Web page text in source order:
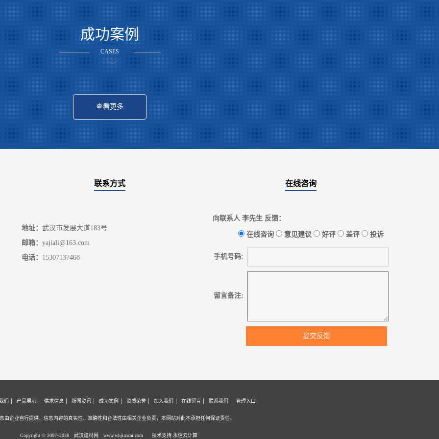
成功案例
CASES
查看更多
联系方式
地址： 武汉市发展大道183号
邮箱： yajiali@163.com
电话： 15307137468
在线咨询
向联系人 李先生 反馈：
在线咨询 意见建议 好评 差评 投诉
手机号码:
留言备注:
提交反馈
们 产品展示 供求信息 新闻资讯 成功案例 资质荣誉 加入我们 在线留言 联系我们 管理入口
由企业自行提供，信息内容的真实性、准确性和合法性由相关企业负责，本网站对此不承担任何保证责任。
Copyright © 2007~2026 武汉建材网 www.whjiancai.com 技术支持 永信云计算